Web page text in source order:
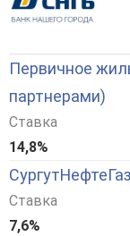
Первичное
партнерами)
Ставка
14,8%
Ставка
7,6%